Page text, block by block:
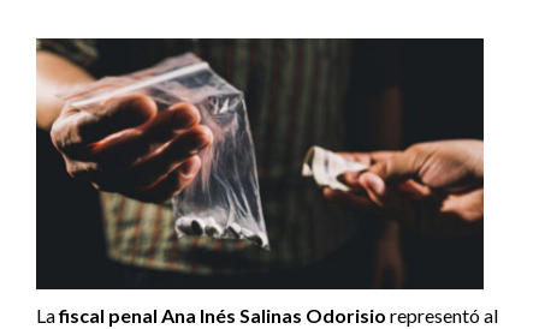
Lafiscal penal Ana Inés Salinas Odorisio representó al